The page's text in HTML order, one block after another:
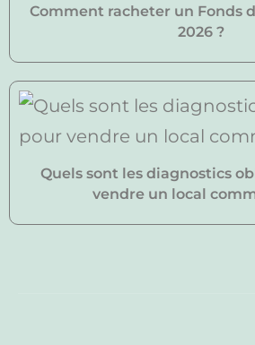
Comment racheter un Fonds
2026 ?
Quels sont les diagnostics
vendre un local